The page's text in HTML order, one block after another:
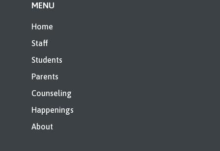
MENU
Home
Staff
Students
Parents
Counseling
Happenings
About